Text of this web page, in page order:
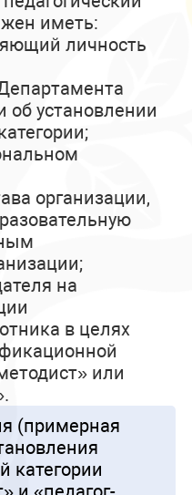
иметь:
личность
об установлении
организации,
на
в целях
или
(примерная
категории